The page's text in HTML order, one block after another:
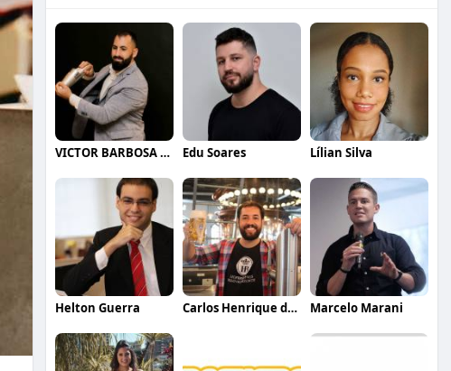
VICTOR BARBOSA QUARANTA Edu Soares Lílian Silva
Helton Guerra Carlos Henrique de Faria Vasconcelos Marcelo Marani